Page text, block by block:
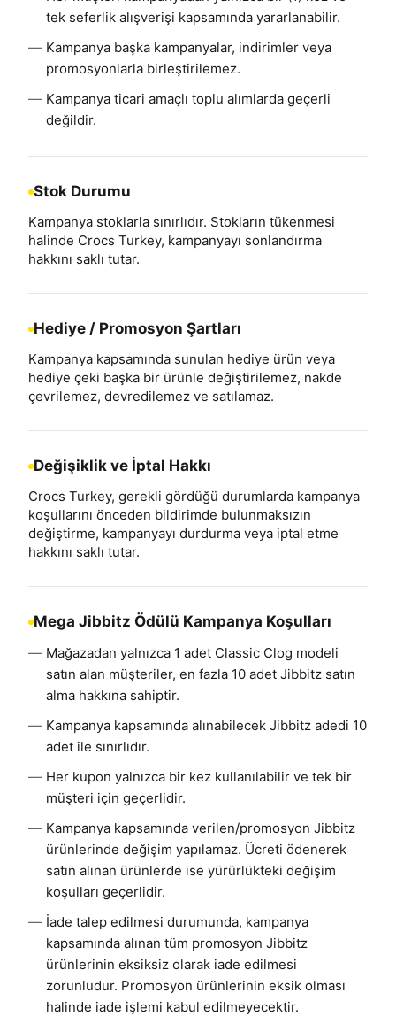
tek seferlik alışverişi kapsamında yararlanabilir.
Kampanya başka kampanyalar, indirimler veya
promosyonlarla birleştirilemez.
Kampanya ticari amaçlı toplu alımlarda geçerli
değildir.
Stok Durumu
Kampanya stoklarla sınırlıdır. Stokların tükenmesi
halinde Crocs Turkey, kampanyayı sonlandırma
hakkını saklı tutar.
Hediye / Promosyon Şartları
Kampanya kapsamında sunulan hediye ürün veya
hediye çeki başka bir ürünle değiştirilemez, nakde
çevrilemez, devredilemez ve satılamaz.
Değişiklik ve İptal Hakkı
Crocs Turkey, gerekli gördüğü durumlarda kampanya
koşullarını önceden bildirimde bulunmaksızın
değiştirme, kampanyayı durdurma veya iptal etme
hakkını saklı tutar.
Mega Jibbitz Ödülü Kampanya Koşulları
Mağazadan yalnızca 1 adet Classic Clog modeli
satın alan müşteriler, en fazla 10 adet Jibbitz satın
alma hakkına sahiptir.
Kampanya kapsamında alınabilecek Jibbitz adedi 10
adet ile sınırlıdır.
Her kupon yalnızca bir kez kullanılabilir ve tek bir
müşteri için geçerlidir.
Kampanya kapsamında verilen/promosyon Jibbitz
ürünlerinde değişim yapılamaz. Ücreti ödenerek
satın alınan ürünlerde ise yürürlükteki değişim
koşulları geçerlidir.
İade talep edilmesi durumunda, kampanya
kapsamında alınan tüm promosyon Jibbitz
ürünlerinin eksiksiz olarak iade edilmesi
zorunludur. Promosyon ürünlerinin eksik olması
halinde iade işlemi kabul edilmeyecektir.